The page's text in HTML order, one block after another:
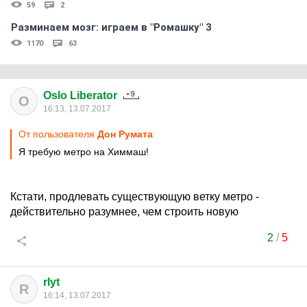
59 2
Разминаем мозг: играем в "Ромашку" 3
1170 63
O Oslo Liberator
16:13, 13.07.2017
От пользователя Дон Руматa
Я требую метро на Химмаш!
Кстати, продлевать существующую ветку метро -
действительно разумнее, чем строить новую
2 /5
R rlyt
16:14, 13.07.2017